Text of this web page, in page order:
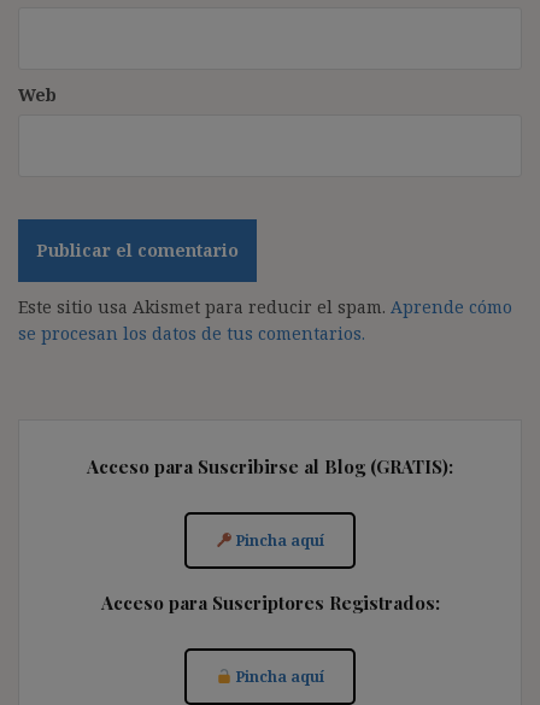
Web
Este sitio usa Akismet para reducir el spam. Aprende cómo
se procesan los datos de tus comentarios.
Acceso para Suscribirse al Blog (GRATIS):
Pincha aquí
Acceso para Suscriptores Registrados:
Pincha aquí